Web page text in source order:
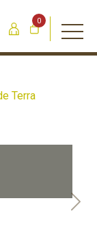
0
Terra
Next